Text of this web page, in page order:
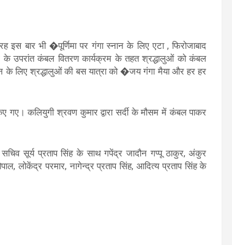
बार भी �पूर्णिमा पर गंगा स्नान के लिए एटा , फिरोजाबाद
उपरांत कंबल वितरण कार्यक्रम के तहत श्रद्धालुओं को कंबल
के लिए श्रद्धालुओं की बस यात्रा को �जय गंगा मैया और हर हर
कलियुगी श्रवण कुमार द्वारा सर्दी के मौसम में कंबल पाकर
सूर्य प्रताप सिंह के साथ गपेंद्र जादौन गप्पू ठाकुर, अंकुर
लोकेंद्र परमार, नागेन्द्र प्रताप सिंह, आदित्य प्रताप सिंह के